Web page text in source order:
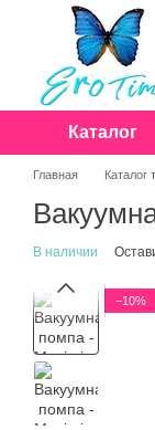
Перейти к
Каталог
Главная Каталог
В наличии
−10%